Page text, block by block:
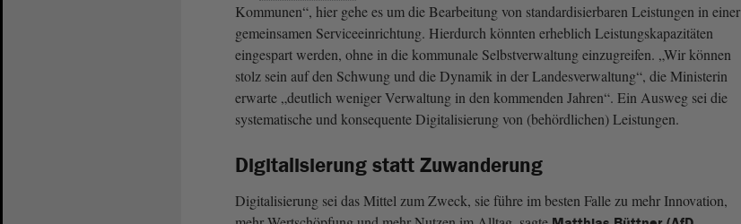
Kommunen“, hier gehe es um die Bearbeitung von standardisierbaren Leistungen in einer
gemeinsamen Serviceeinrichtung. Hierdurch könnten erheblich Leistungskapazitäten
eingespart werden, ohne in die kommunale Selbstverwaltung einzugreifen. „Wir können
stolz sein auf den Schwung und die Dynamik in der Landesverwaltung“, die Ministerin
erwarte „deutlich weniger Verwaltung in den kommenden Jahren“. Ein Ausweg sei die
systematische und konsequente Digitalisierung von (behördlichen) Leistungen.
Digitalisierung statt Zuwanderung
Digitalisierung sei das Mittel zum Zweck, sie führe im besten Falle zu mehr Innovation,